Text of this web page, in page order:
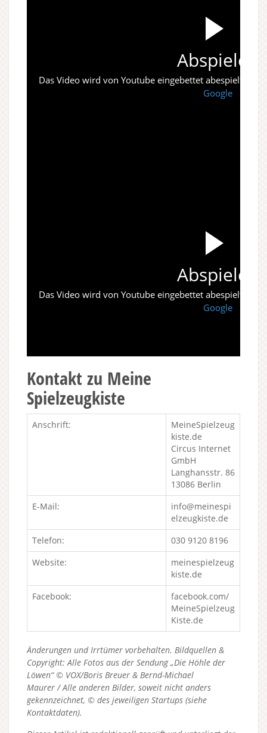
Abspielen
Das Video wird von Youtube eingebettet abespielt. Es
Google
Abspielen
Das Video wird von Youtube eingebettet abespielt. Es
Google
Kontakt zu Meine
Spielzeugkiste
Anschrift:
MeineSpielzeug
kiste.de
Circus Internet
GmbH
Langhansstr. 86
13086 Berlin
E-Mail:
info@meinespi
elzeugkiste.de
Telefon:
030 9120 8196
Website:
meinespielzeug
kiste.de
Facebook:
facebook.com/
MeineSpielzeug
Kiste.de
Änderungen und Irrtümer vorbehalten. Bildquellen &
Copyright: Alle Fotos aus der Sendung „Die Höhle der
Löwen“ © VOX/Boris Breuer & Bernd-Michael
Maurer / Alle anderen Bilder, soweit nicht anders
gekennzeichnet, © des jeweiligen Startups (siehe
Kontaktdaten).